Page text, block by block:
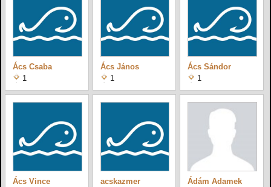
Ács Csaba
1
Ács János
1
Ács Sándor
1
Ács Vince
acskazmer
Ádám Adamek